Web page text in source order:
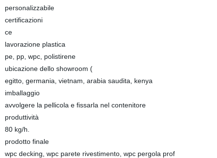
personalizzabile
certificazioni
ce
lavorazione plastica
pe, pp, wpc, polistirene
ubicazione dello showroom (
egitto, germania, vietnam, arabia saudita, kenya
imballaggio
avvolgere la pellicola e fissarla nel contenitore
produttività
80 kg/h.
prodotto finale
wpc decking, wpc parete rivestimento, wpc pergola prof